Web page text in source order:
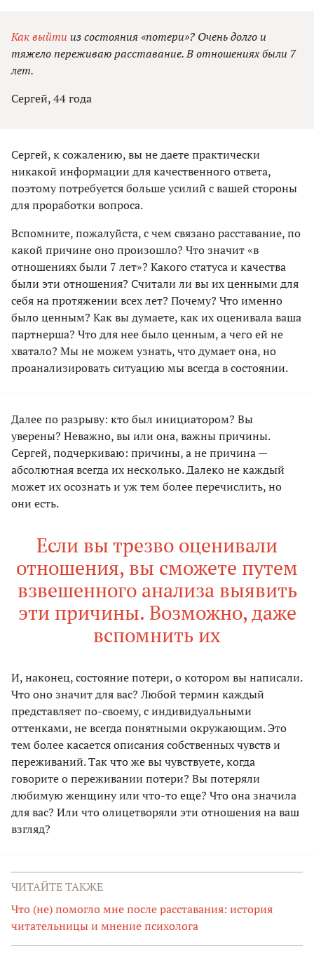
Как выйти из состояния «потери»? Очень долго и
тяжело переживаю расставание. В отношениях были 7
лет.
Сергей, 44 года
Сергей, к сожалению, вы не даете практически
никакой информации для качественного ответа,
поэтому потребуется больше усилий с вашей стороны
для проработки вопроса.
Вспомните, пожалуйста, с чем связано расставание, по
какой причине оно произошло? Что значит «в
отношениях были 7 лет»? Какого статуса и качества
были эти отношения? Считали ли вы их ценными для
себя на протяжении всех лет? Почему? Что именно
было ценным? Как вы думаете, как их оценивала ваша
партнерша? Что для нее было ценным, а чего ей не
хватало? Мы не можем узнать, что думает она, но
проанализировать ситуацию мы всегда в состоянии.
Далее по разрыву: кто был инициатором? Вы
уверены? Неважно, вы или она, важны причины.
Сергей, подчеркиваю: причины, а не причина —
абсолютная всегда их несколько. Далеко не каждый
может их осознать и уж тем более перечислить, но
они есть.
Если вы трезво оценивали
отношения, вы сможете путем
взвешенного анализа выявить
эти причины. Возможно, даже
вспомнить их
И, наконец, состояние потери, о котором вы написали.
Что оно значит для вас? Любой термин каждый
представляет по-своему, с индивидуальными
оттенками, не всегда понятными окружающим. Это
тем более касается описания собственных чувств и
переживаний. Так что же вы чувствуете, когда
говорите о переживании потери? Вы потеряли
любимую женщину или что-то еще? Что она значила
для вас? Или что олицетворяли эти отношения на ваш
взгляд?
ЧИТАЙТЕ ТАКЖЕ
Что (не) помогло мне после расставания: история
читательницы и мнение психолога